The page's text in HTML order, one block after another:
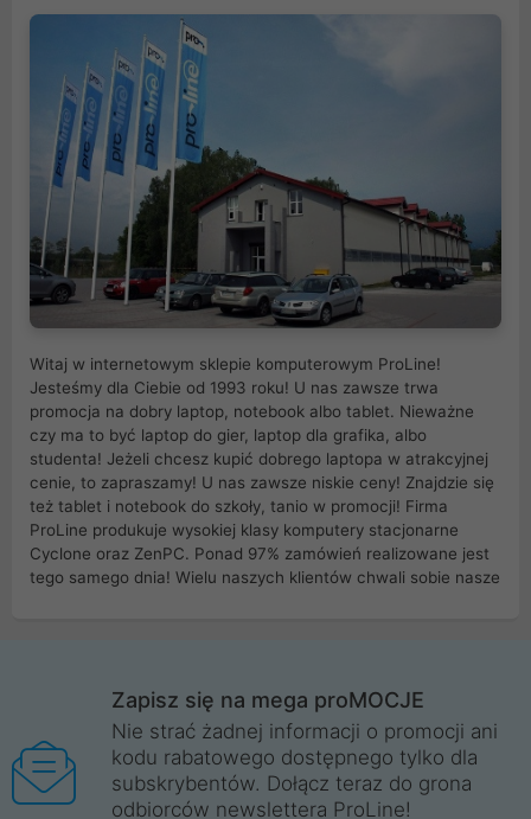
Witaj w internetowym sklepie komputerowym ProLine!
Jesteśmy dla Ciebie od 1993 roku! U nas zawsze trwa
promocja na dobry laptop, notebook albo tablet. Nieważne
czy ma to być laptop do gier, laptop dla grafika, albo
studenta! Jeżeli chcesz kupić dobrego laptopa w atrakcyjnej
cenie, to zapraszamy! U nas zawsze niskie ceny! Znajdzie się
też tablet i notebook do szkoły, tanio w promocji! Firma
ProLine produkuje wysokiej klasy komputery stacjonarne
Cyclone oraz ZenPC. Ponad 97% zamówień realizowane jest
tego samego dnia! Wielu naszych klientów chwali sobie nasze
Wrocław, Poznań, Legnica, Katowice, Gliwice, Kalisz, Bytom,
Trzebnica, Opole. Szybka i profesjonalna obsługa!
ProLine to polska firma ze 100% polskim kapitałem. Działamy
legalnie i płacimy podatki w naszym kraju! Posiadamy siedzibę
główną w Mirkowie oraz salony na terenie kraju. Cała
Zapisz się na mega proMOCJE
Nie strać żadnej informacji o promocji ani
kodu rabatowego dostępnego tylko dla
subskrybentów. Dołącz teraz do grona
odbiorców newslettera ProLine!